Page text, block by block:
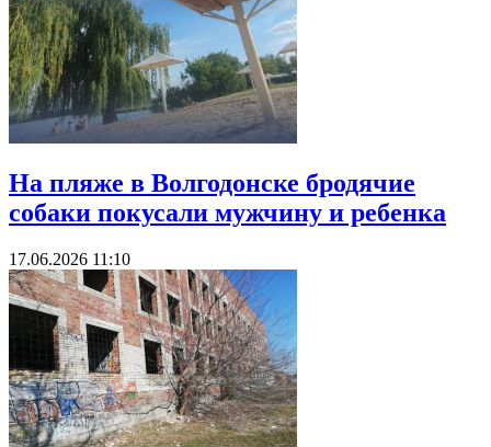
На пляже в Волгодонске бродячие
собаки покусали мужчину и ребенка
17.06.2026 11:10